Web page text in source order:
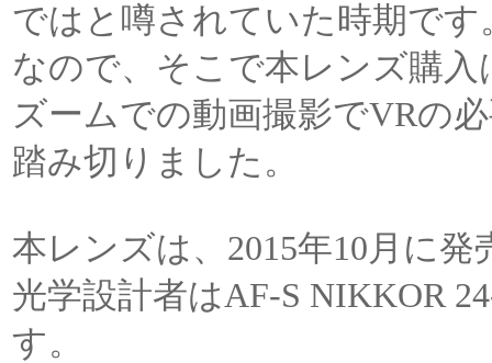
ではと噂されていた時期です
なので、そこで本レンズ購
ズームでの動画撮影でVRの
踏み切りました。
本レンズは、2015年10月に
光学設計者はAF-S NIKKOR
す。